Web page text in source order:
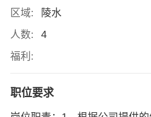
区域:
陵水
人数:
4
福利:
职位要求